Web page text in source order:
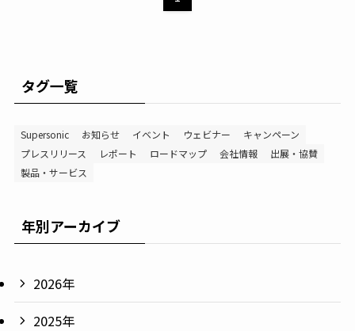
タグ一覧
Supersonic お知らせ イベント ウェビナー
キャンペーン
プレスリリース
レポート ロードマップ 会社情報
出展・協賛
製品・サービス
年別アーカイブ
2026年
2025年